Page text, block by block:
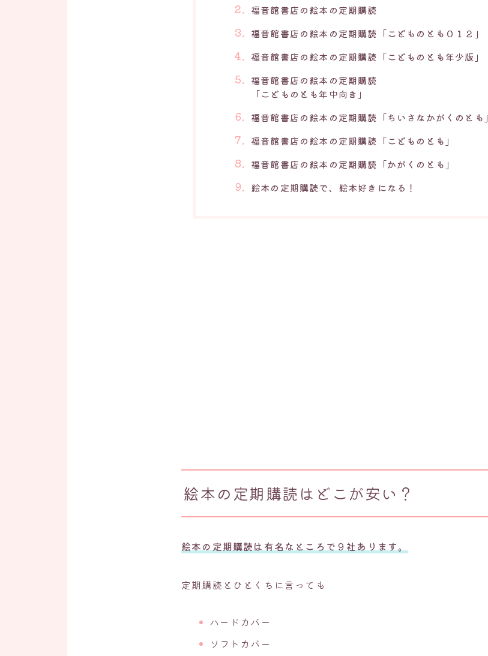
福音館書店の絵本の定期購読
福音館書店の絵本の定期購読「こどものとも０１２」
福音館書店の絵本の定期購読「こどものとも年少版」
福音館書店の絵本の定期購読
「こどものとも年中向き」
福音館書店の絵本の定期購読「ちいさなかがくのとも」
福音館書店の絵本の定期購読「こどものとも」
福音館書店の絵本の定期購読「かがくのとも」
絵本の定期購読で、絵本好きになる！
絵本の定期購読はどこが安い？
絵本の定期購読は有名なところで９ 社あります。
定期購読とひとくちに言っても
ハードカバー
ソフトカバー